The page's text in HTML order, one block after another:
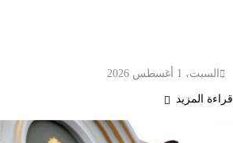
السبت، 1 أغسطس 2026
قراءة المزيد